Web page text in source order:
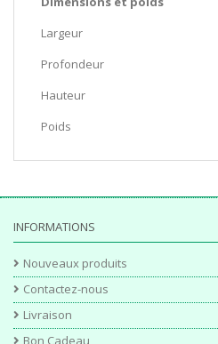
Largeur
Profondeur
Hauteur
Poids
INFORMATIONS
Nouveaux produits
Contactez-nous
Livraison
Bon Cadeau